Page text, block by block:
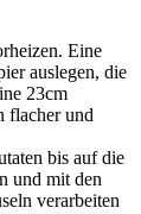
Eine
auslegen, die
23cm
flacher und
bis auf die
und mit den
verarbeiten